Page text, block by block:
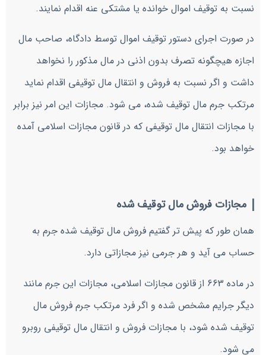
نسبت به توقیف اموال خوانده یا مشتکی عنه اقدام نمایند.
در صورت اجرای دستور توقیف اموال توسط دادگاه، صاحب مال
اجازه هیچگونه تصرف بدون اذنی در مال مذکور را نخواهد
داشت و اگر نسبت به فروش و انتقال مال توقیفی اقدام نماید
مرتکب جرم مال توقیف شده، می شود. مجازات این امر نیز برابر
با مجازات انتقال مال توقیفی که در قانون مجازات اسلامی آمده
خواهد بود.
مجازات فروش مال توقیف شده
همان طور که پیش تر گفتیم فروش مال توقیف شده جرم به
حساب می آید و هر جرمی نیز مجازاتی دارد.
در ماده 663 از قانون مجازات اسلامی، مجازات این جرم مانند
دیگر جرایم مشخص شده و اگر فرد مرتکب جرم فروش مال
توقیف شده شود، با مجازات فروش و انتقال مال توقیفی روبرو
می شود.